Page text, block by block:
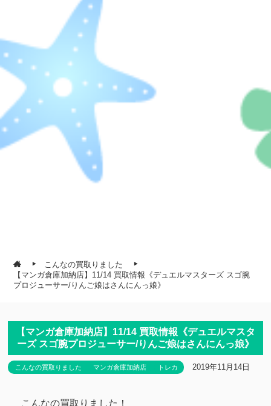
こんなの買取りました
【マンガ倉庫加納店】11/14 買取情報《デュエルマスターズ スゴ腕
プロジューサー/りんご娘はさんにんっ娘》
【マンガ倉庫加納店】11/14 買取情報《デュエルマスタ
ーズ スゴ腕プロジューサー/りんご娘はさんにんっ娘》
こんなの買取りました マンガ倉庫加納店 トレカ 2019年11月14日
こんなの買取りました！